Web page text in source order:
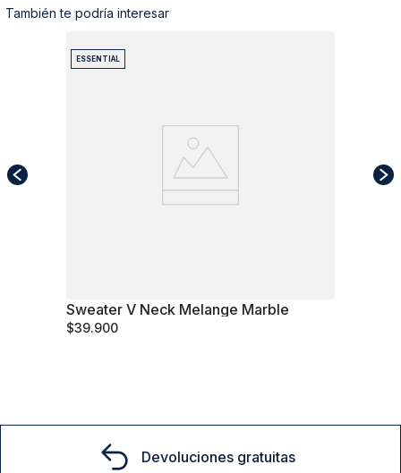
También te podría interesar
XL
ESSENTIAL
Sweater V Neck Melange Marble
$39.900
Devoluciones gratuitas